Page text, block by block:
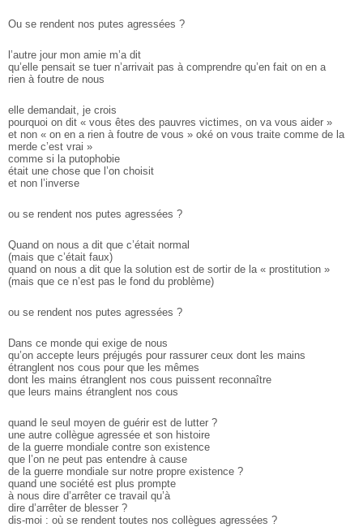
Ou se rendent nos putes agressées ?
l’autre jour mon amie m’a dit
qu’elle pensait se tuer ­n’arrivait pas à comprendre qu’en fait on en a
rien à foutre de nous­
elle demandait, je crois
pourquoi on dit « vous êtes des pauvres victimes, on va vous aider »
et non « on en a rien à foutre de vous » oké on vous traite comme de la
merde c’est vrai »
comme si la putophobie
était une chose que l’on choisit
et non l’inverse
ou se rendent nos putes agressées ?
Quand on nous a dit que c’était normal
(mais que c’était faux)
quand on nous a dit que la solution est de sortir de la « prostitution »
(mais que ce n’est pas le fond du problème)
ou se rendent nos putes agressées ?
Dans ce monde qui exige de nous
qu’on accepte leurs préjugés pour rassurer ceux dont les mains
étranglent nos cous pour que les mêmes
dont les mains étranglent nos cous puissent reconnaître
que leurs mains étranglent nos cous
quand le seul moyen de guérir est de lutter ?
une autre collègue agressée et son histoire
de la guerre mondiale contre son existence
que l’on ne peut pas entendre à cause
de la guerre mondiale sur notre propre existence ?
quand une société est plus prompte
à nous dire d’arrêter ce travail qu’à
dire d’arrêter de blesser ?
dis-­moi : où se rendent toutes nos collègues agressées ?